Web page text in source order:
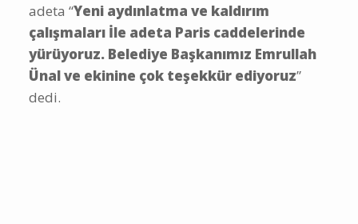
adeta “Yeni aydınlatma ve kaldırım
çalışmaları İle adeta Paris caddelerinde
yürüyoruz. Belediye Başkanımız Emrullah
Ünal ve ekinine çok teşekkür ediyoruz”
dedi.